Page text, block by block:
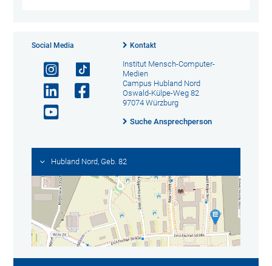
Social Media Kontakt
Institut Mensch-Computer-
Medien
Campus Hubland Nord
Oswald-Külpe-Weg 82
97074 Würzburg
Suche Ansprechperson
Hubland Nord, Geb. 82